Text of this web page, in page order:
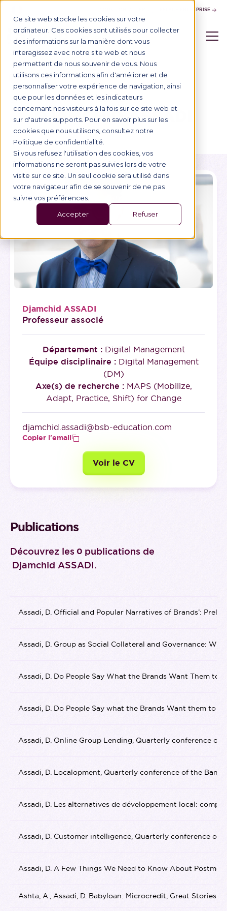
Ce site web stocke les cookies sur votre
ordinateur. Ces cookies sont utilisés pour collecter
des informations sur la manière dont vous
interagissez avec notre site web et nous
permettent de nous souvenir de vous. Nous
utilisons ces informations afin d'améliorer et de
personnaliser votre expérience de navigation, ainsi
que pour les données et les indicateurs
concernant nos visiteurs à la fois sur ce site web et
sur d'autres supports. Pour en savoir plus sur les
cookies que nous utilisons, consultez notre
Politique de confidentialité.
Si vous refusez l'utilisation des cookies, vos
informations ne seront pas suivies lors de votre
visite sur ce site. Un seul cookie sera utilisé dans
votre navigateur afin de se souvenir de ne pas
suivre vos préférences.
Accepter Refuser
ESPACE ENTREPRISE
Annuaire
ANNUAIRE DES PROFESSEURS
DJAMCHID ASSADI
Djamchid ASSADI
Professeur associé
Département : Digital Management
Équipe disciplinaire : Digital Management
(DM)
Axe(s) de recherche : MAPS (Mobilize,
Adapt, Practice, Shift) for Change
djamchid.assadi@bsb-education.com
Copier l'email
Voir le CV
Publications
Découvrez les 0 publications de
Djamchid ASSADI.
Assadi, D. Official and Popular Narratives of Brands’:
Assadi, D. Group as Social Collateral and Governance:
Assadi, D. Do People Say What the Brands Want Them
Assadi, D. Do People Say what the Brands Want them to
Assadi, D. Online Group Lending, Quarterly conference of
Assadi, D. Localopment, Quarterly conference of the
Assadi, D. Les alternatives de développement local:
Assadi, D. Customer intelligence, Quarterly conference of
Assadi, D. A Few Things We Need to Know About
Ashta, A., Assadi, D. Babyloan: Microcredit, Great Stories,